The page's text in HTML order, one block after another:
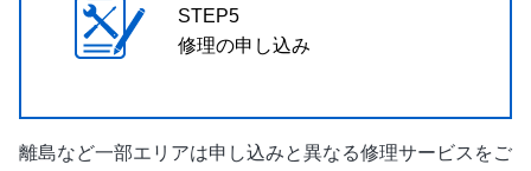
STEP5
修理の申し込み
離島など一部エリアは申し込みと異なる修理サービスをご